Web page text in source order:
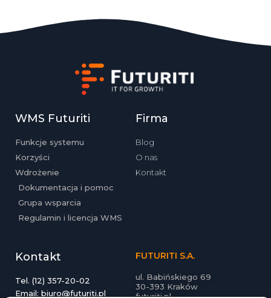
WMS Futuriti
Funkcje systemu
Korzyści
Wdrożenie
Dokumentacja i pomoc
Grupa wsparcia
Regulamin i licencja WMS
Firma
Blog
O nas
Kontakt
Kontakt
Tel. (12) 357-20-02
Email: biuro@futuriti.pl
FUTURITI S.A.
ul. Babińskiego 69
30-393 Kraków
futuriti.pl